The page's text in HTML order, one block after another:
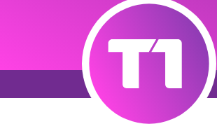
09.11.2022 - Т1